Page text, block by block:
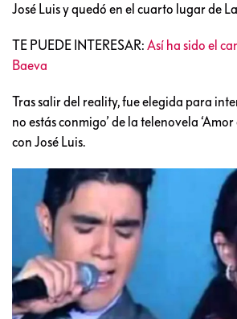
José Luis y quedó en el cuarto lugar de
TE PUEDE INTERESAR: Así ha sido el
Baeva
Tras salir del reality, fue elegida para
no estás conmigo’ de la telenovela
con José Luis.